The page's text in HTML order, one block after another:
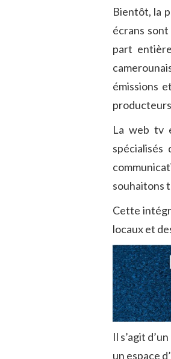
Bientôt, la
écrans
part
émissions
La web tv
souhaitons
Cette
locaux et
Il s’agit
un espace